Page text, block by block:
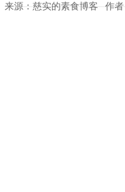
来源：慈实的素食博客 作